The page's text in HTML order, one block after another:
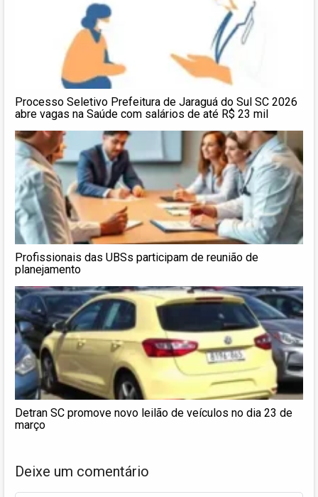
Processo Seletivo Prefeitura de Jaraguá do Sul SC 2026
abre vagas na Saúde com salários de até R$ 23 mil
Profissionais das UBSs participam de reunião de
planejamento
Detran SC promove novo leilão de veículos no dia 23 de
março
Deixe um comentário